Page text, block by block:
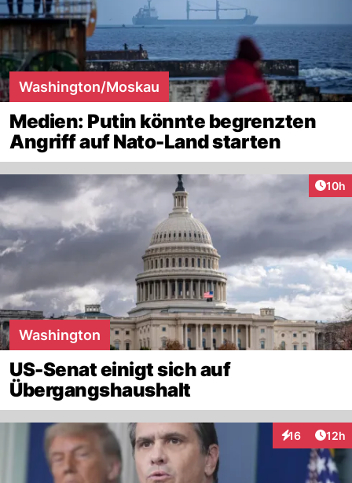
Washington/Moskau
Medien: Putin könnte begrenzten
Angriff auf Nato-Land starten
10h
Washington
US-Senat einigt sich auf
Übergangshaushalt
16
Interaktionen
12h